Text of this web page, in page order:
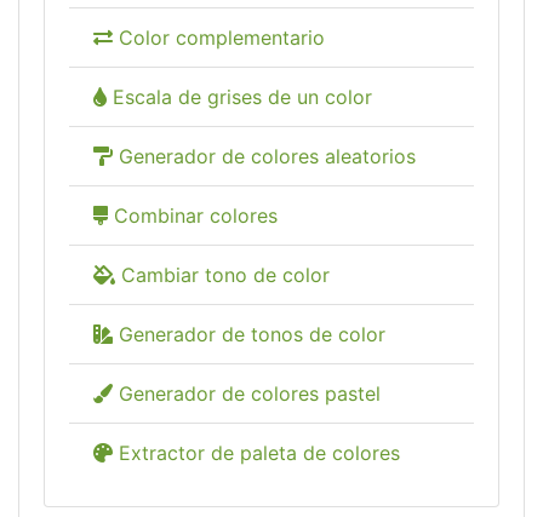
Color complementario
Escala de grises de un color
Generador de colores aleatorios
Combinar colores
Cambiar tono de color
Generador de tonos de color
Generador de colores pastel
Extractor de paleta de colores